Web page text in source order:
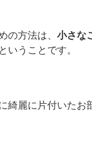
の方法は、 小さな
ということです。
綺麗に片付いたお